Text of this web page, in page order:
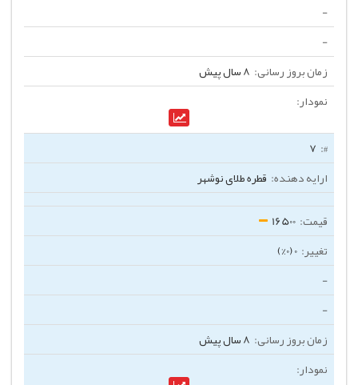
-
-
8 سال پیش
7
قطره طلای نوشهر
16500
0 (0%)
-
-
8 سال پیش